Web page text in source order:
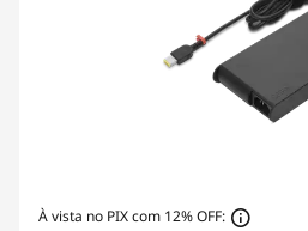
À vista no PIX com 12% OFF: